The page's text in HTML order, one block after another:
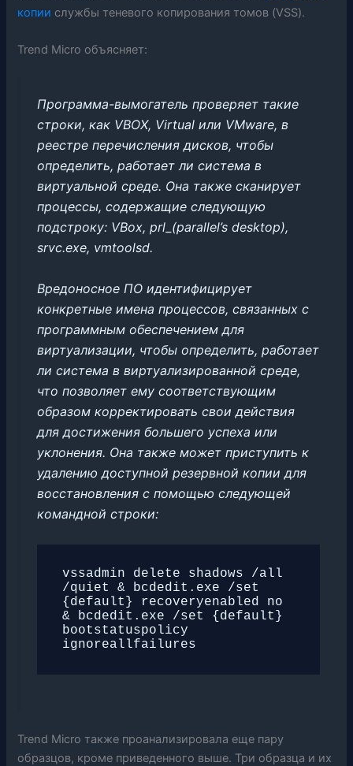
копии службы теневого копирования томов (VSS).
Trend Micro объясняет:
Программа-вымогатель проверяет такие
строки, как VBOX, Virtual или VMware, в
реестре перечисления дисков, чтобы
определить, работает ли система в
виртуальной среде. Она также сканирует
процессы, содержащие следующую
подстроку: VBox, prl_(parallel’s desktop),
srvc.exe, vmtoolsd.
Вредоносное ПО идентифицирует
конкретные имена процессов, связанных с
программным обеспечением для
виртуализации, чтобы определить, работает
ли система в виртуализированной среде,
что позволяет ему соответствующим
образом корректировать свои действия
для достижения большего успеха или
уклонения. Она также может приступить к
удалению доступной резервной копии для
восстановления с помощью следующей
командной строки:
vssadmin delete shadows /all
/quiet & bcdedit.exe /set
{default} recoveryenabled no
& bcdedit.exe /set {default}
bootstatuspolicy
ignoreallfailures
Trend Micro также проанализировала еще пару
образцов, кроме приведенного выше. Три образца и их